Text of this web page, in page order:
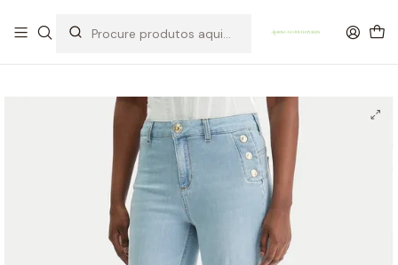
OFERTA DE PORTES DE ENVIO em compras para Portugal superiores a
80€ de artigos sem promoção